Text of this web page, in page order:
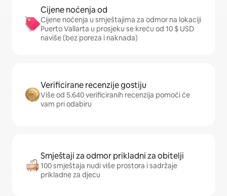
Cijene noćenja od
Cijene noćenja u smještajima za odmor na lokaciji
Puerto Vallarta u prosjeku se kreću od 10 $ USD
naviše (bez poreza i naknada)
Verificirane recenzije gostiju
Više od 5.640 verificiranih recenzija pomoći će
vam pri odabiru
Smještaji za odmor prikladni za obitelji
100 smještaja nudi više prostora i sadržaje
prikladne za djecu